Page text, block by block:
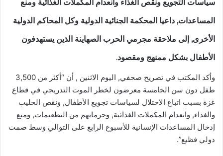
سياسات التجويع ونقص الغذاء وانعدام المكملات الغذائية ومنع
المساعدات, داعيا المحكمة الجنائية الدولية وكل المحاكم الدولية
الأخرى, إلى ملاحقة مجرمي الحرب الصهاينة الذين يستهدفون
الأطفال بشكل ممنهج ومقصود.
وأكد المكتب في تصريح صحفي, اليوم الاثنين , أن “أكثر من 3,500
طفل دون سن الخامسة معرضون لخطر الموت التدريجي في قطاع
غزة بسبب اتباع الاحتلال لسياسات تجويع الأطفال, ونقص الحليب
والغذاء, وانعدام المكملات الغذائية, وحرمانهم من التطعيمات, ومنع
إدخال المساعدات الإنسانية للأسبوع الرابع على التوالي وسط صمت
دولي فظيع”.